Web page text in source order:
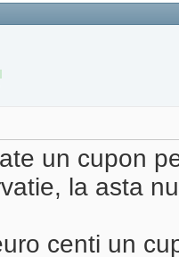
un cupon
la asta
centi un